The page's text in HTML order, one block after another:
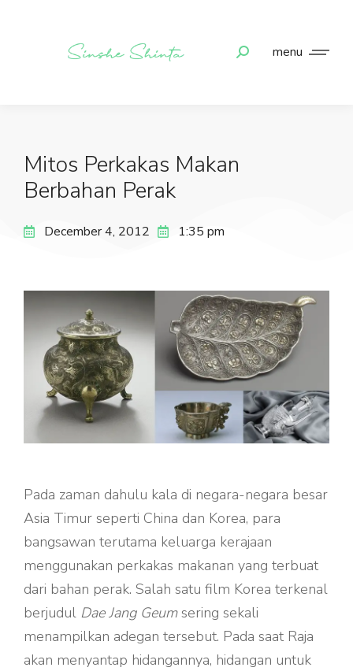
menu
Mitos Perkakas Makan
Berbahan Perak
December 4, 2012 1:35 pm
Pada zaman dahulu kala di negara-negara besar
Asia Timur seperti China dan Korea, para
bangsawan terutama keluarga kerajaan
menggunakan perkakas makanan yang terbuat
dari bahan perak. Salah satu film Korea terkenal
berjudul Dae Jang Geumsering sekali
menampilkan adegan tersebut. Pada saat Raja
akan menyantap hidangannya, hidangan untuk